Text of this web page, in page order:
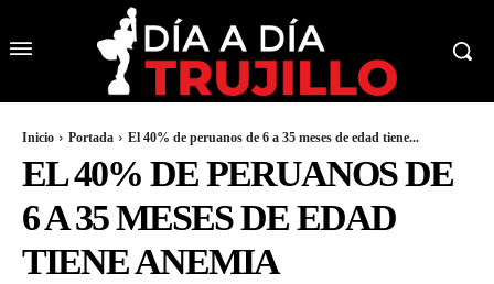
Inicio Portada El 40% de peruanos de 6 a 35 meses de edad tiene...
EL 40% DE PERUANOS DE
6 A 35 MESES DE EDAD
TIENE ANEMIA